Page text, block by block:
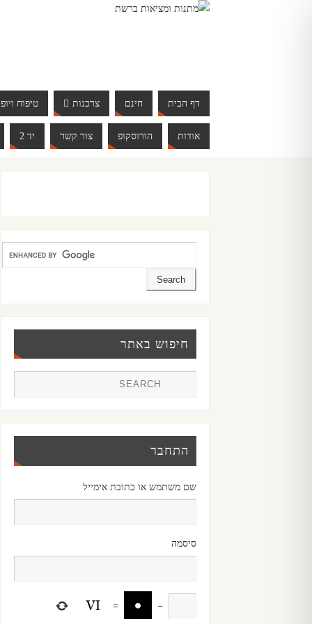
דף הבית חינם צרכנות טיפוח
אודות הורוסקופ צור קשר יד 2
חיפוש באתר
התחבר
שם משתמש או כתובת אימייל
סיסמה
−
=